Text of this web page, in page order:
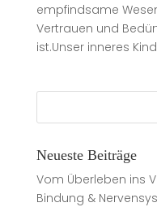
empfindsame
Vertrauen und
ist.Unser inneres
Neueste Beiträge
Vom Überleben ins
Bindung &